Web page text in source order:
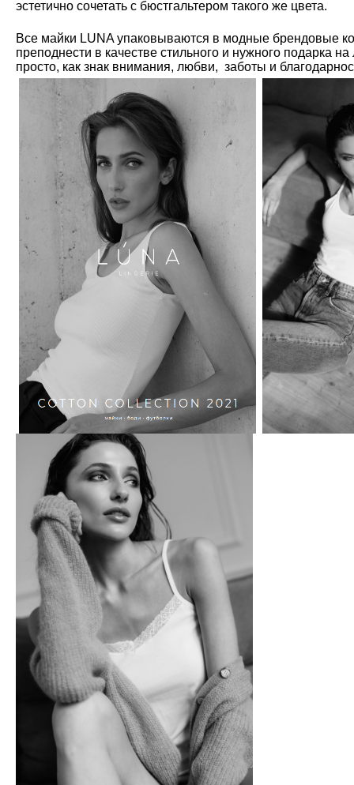
эстетично сочетать с бюстгальтером такого же цвета.
Все майки LUNA упаковываются в модные брендовые
преподнести в качестве стильного и нужного подарка
просто, как знак внимания, любви, заботы и